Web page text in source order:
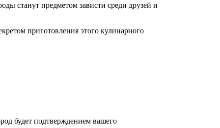
станут предметом зависти среди друзей и
приготовления этого кулинарного
будет подтверждением вашего